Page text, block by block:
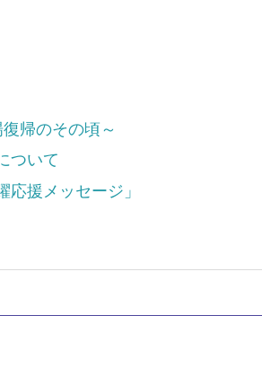
帰のその頃～
ついて
援メッセージ」